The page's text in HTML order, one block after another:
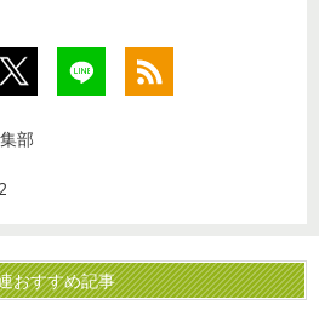
部
おすすめ記事